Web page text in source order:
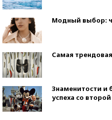
Модный выбор:
Самая
Знаменитости и
успеха со